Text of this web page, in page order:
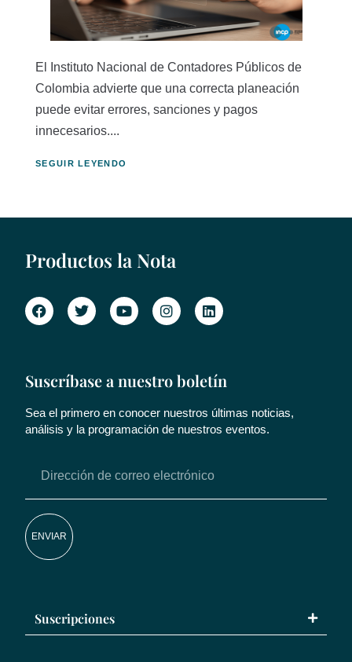
El Instituto Nacional de Contadores Públicos de
Colombia advierte que una correcta planeación
puede evitar errores, sanciones y pagos
innecesarios....
SEGUIR LEYENDO
Productos la Nota
Suscríbase a nuestro boletín
Sea el primero en conocer nuestros últimas noticias,
análisis y la programación de nuestros eventos.
ENVIAR
Suscripciones